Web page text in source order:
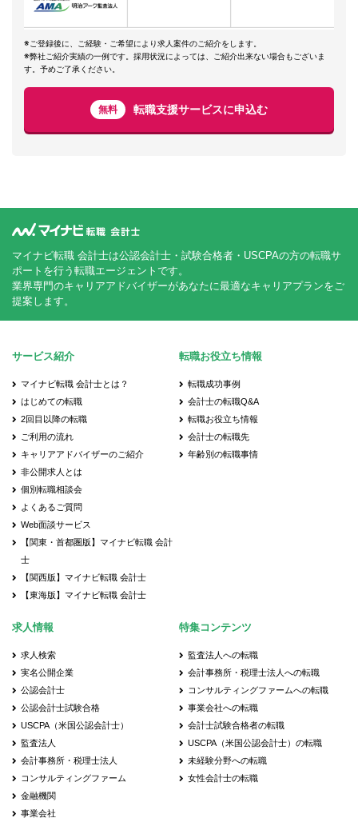
※ご登録後に、ご経験・ご希望により求人案件のご紹介をします。
※弊社ご紹介実績の一例です。採用状況によっては、ご紹介出来ない場合もございま
す。予めご了承ください。
無料 転職支援サービスに申込む
マイナビ転職 会計士は公認会計士・試験合格者・USCPAの方の転職サ
ポートを行う転職エージェントです。
業界専門のキャリアアドバイザーがあなたに最適なキャリアプランをご
提案します。
サービス紹介
マイナビ転職 会計士とは？
はじめての転職
2回目以降の転職
ご利用の流れ
キャリアアドバイザーのご紹介
非公開求人とは
個別転職相談会
よくあるご質問
Web面談サービス
【関東・首都圏版】マイナビ転職 会計
士
【関西版】マイナビ転職 会計士
【東海版】マイナビ転職 会計士
転職お役立ち情報
転職成功事例
会計士の転職Q&A
転職お役立ち情報
会計士の転職先
年齢別の転職事情
求人情報
求人検索
実名公開企業
公認会計士
公認会計士試験合格
USCPA（米国公認会計士）
監査法人
会計事務所・税理士法人
コンサルティングファーム
金融機関
事業会社
特集コンテンツ
監査法人への転職
会計事務所・税理士法人への転職
コンサルティングファームへの転職
事業会社への転職
会計士試験合格者の転職
USCPA（米国公認会計士）の転職
未経験分野への転職
女性会計士の転職